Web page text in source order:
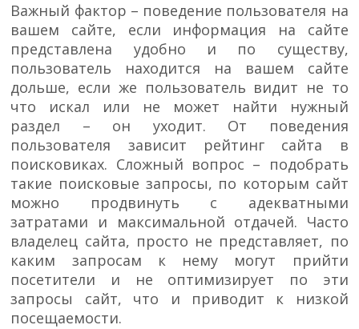
Важный фактор – поведение пользователя на
вашем сайте, если информация на сайте
представлена удобно и по существу,
пользователь находится на вашем сайте
дольше, если же пользователь видит не то
что искал или не может найти нужный
раздел – он уходит. От поведения
пользователя зависит рейтинг сайта в
поисковиках. Сложный вопрос – подобрать
такие поисковые запросы, по которым сайт
можно продвинуть с адекватными
затратами и максимальной отдачей. Часто
владелец сайта, просто не представляет, по
каким запросам к нему могут прийти
посетители и не оптимизирует по эти
запросы сайт, что и приводит к низкой
посещаемости.